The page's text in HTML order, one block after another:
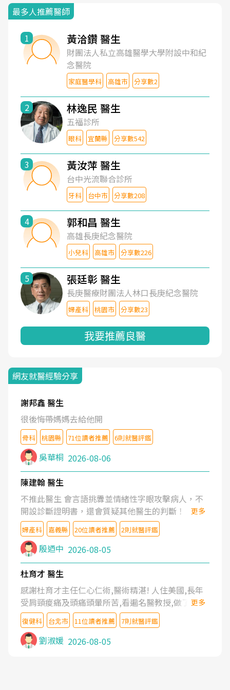
最多人推薦醫師
1 黃洽鑽 醫生
財團法人私立高雄醫學大學附設中和紀
念醫院
家庭醫學科 高雄市 分享數2
2 林逸民 醫生
五福診所
眼科 宜蘭縣 分享數542
3 黃汝萍 醫生
台中光流聯合診所
牙科 台中市 分享數208
4 郭和昌 醫生
高雄長庚紀念醫院
小兒科 高雄市 分享數226
5 張廷彰 醫生
長庚醫療財團法人林口長庚紀念醫院
婦產科 桃園市 分享數23
我要推薦良醫
網友就醫經驗分享
謝邦鑫 醫生
很後悔帶媽媽去給他開
骨科 桃園縣 71位讀者推薦 6則就醫評鑑
吳華桐 2026-08-06
陳建翰 醫生
不推此醫生 會言語挑釁並情緒性字眼攻擊病人，不
開設診斷證明書，還會質疑其他醫生的判斷！
更多
婦產科 嘉義縣 20位讀者推薦 2則就醫評鑑
殷迺中 2026-08-05
杜育才 醫生
感謝杜育才主任仁心仁術,醫術精湛! 人住美國,長年
受肩頸痠痛及頭痛頭暈所苦,看遍名醫教授,做了各種
檢查,也嘗試過西醫打針,中醫針灸及物理徒手治療都
沒有用,後來連吃到嗎啡類止痛藥都效果有限,只是壓
症狀,沒多久就痛起來,多年失眠嚴重影響生活品質.
台灣親友介紹忠孝醫院杜育才主任是頸頭症候群專
更多
復健科 台北市 11位讀者推薦 7則就醫評鑑
劉淑媛 2026-08-05